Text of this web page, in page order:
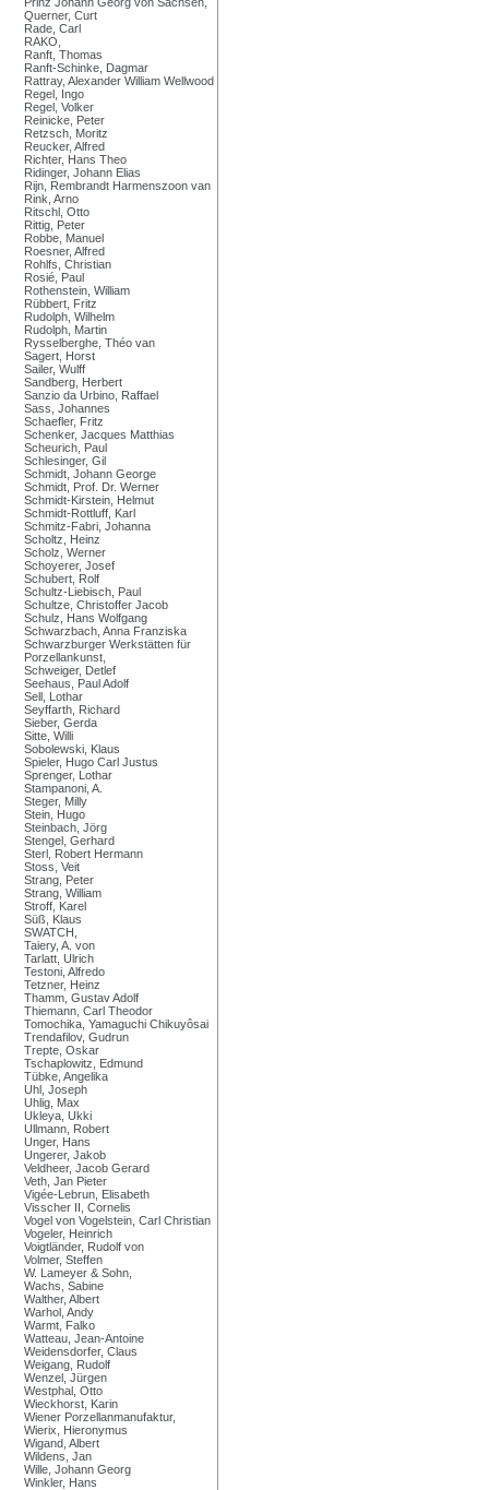
Querner, Curt
Rade, Carl
RAKO,
Ranft, Thomas
Ranft-Schinke, Dagmar
Rattray, Alexander William Wellwood
Regel, Ingo
Regel, Volker
Reinicke, Peter
Retzsch, Moritz
Reucker, Alfred
Richter, Hans Theo
Ridinger, Johann Elias
Rijn, Rembrandt Harmenszoon van
Rink, Arno
Ritschl, Otto
Rittig, Peter
Robbe, Manuel
Roesner, Alfred
Rohlfs, Christian
Rosié, Paul
Rothenstein, William
Rübbert, Fritz
Rudolph, Wilhelm
Rudolph, Martin
Rysselberghe, Théo van
Sagert, Horst
Sailer, Wulff
Sandberg, Herbert
Sanzio da Urbino, Raffael
Sass, Johannes
Schaefler, Fritz
Schenker, Jacques Matthias
Scheurich, Paul
Schlesinger, Gil
Schmidt, Johann George
Schmidt, Prof. Dr. Werner
Schmidt-Kirstein, Helmut
Schmidt-Rottluff, Karl
Schmitz-Fabri, Johanna
Scholtz, Heinz
Scholz, Werner
Schoyerer, Josef
Schubert, Rolf
Schultz-Liebisch, Paul
Schultze, Christoffer Jacob
Schulz, Hans Wolfgang
Schwarzbach, Anna Franziska
Schwarzburger Werkstätten für
Porzellankunst,
Schweiger, Detlef
Seehaus, Paul Adolf
Sell, Lothar
Seyffarth, Richard
Sieber, Gerda
Sitte, Willi
Sobolewski, Klaus
Spieler, Hugo Carl Justus
Sprenger, Lothar
Stampanoni, A.
Steger, Milly
Stein, Hugo
Steinbach, Jörg
Stengel, Gerhard
Sterl, Robert Hermann
Stoss, Veit
Strang, Peter
Strang, William
Stroff, Karel
Süß, Klaus
SWATCH,
Taiery, A. von
Tarlatt, Ulrich
Testoni, Alfredo
Tetzner, Heinz
Thamm, Gustav Adolf
Thiemann, Carl Theodor
Tomochika, Yamaguchi Chikuyôsai
Trendafilov, Gudrun
Trepte, Oskar
Tschaplowitz, Edmund
Tübke, Angelika
Uhl, Joseph
Uhlig, Max
Ukleya, Ukki
Ullmann, Robert
Unger, Hans
Ungerer, Jakob
Veldheer, Jacob Gerard
Veth, Jan Pieter
Vigée-Lebrun, Elisabeth
Visscher II, Cornelis
Vogel von Vogelstein, Carl Christian
Vogeler, Heinrich
Voigtländer, Rudolf von
Volmer, Steffen
W. Lameyer & Sohn,
Wachs, Sabine
Walther, Albert
Warhol, Andy
Warmt, Falko
Watteau, Jean-Antoine
Weidensdorfer, Claus
Weigang, Rudolf
Wenzel, Jürgen
Westphal, Otto
Wieckhorst, Karin
Wiener Porzellanmanufaktur,
Wierix, Hieronymus
Wigand, Albert
Wildens, Jan
Wille, Johann Georg
Winkler, Hans